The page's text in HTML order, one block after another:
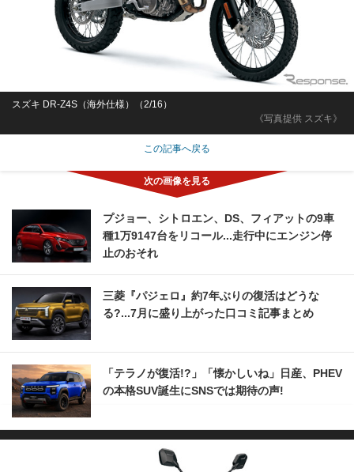
《写真提供 スズキ》
スズキ DR-Z4S（海外仕様）（2/16）
この記事へ戻る
プジョー、シトロエン、DS、フィアットの9車
種1万9147台をリコール...走行中にエンジン停
止のおそれ
三菱『パジェロ』約7年ぶりの復活はどうな
る?...7月に盛り上がった口コミ記事まとめ
「テラノが復活!?」「懐かしいね」日産、PHEV
の本格SUV誕生にSNSでは期待の声!